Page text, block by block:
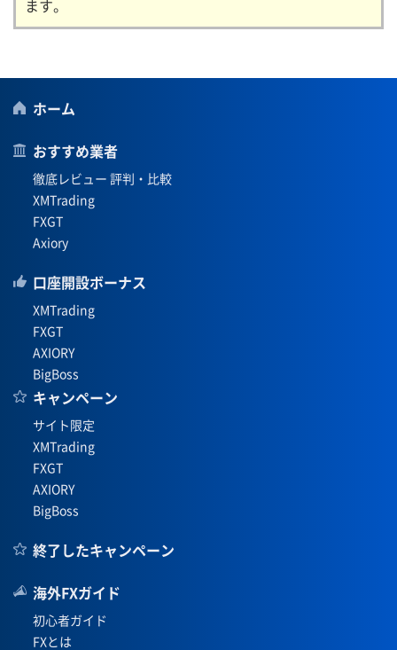
ます。
ホーム
おすすめ業者
徹底レビュー 評判・比較
XMTrading
FXGT
Axiory
口座開設ボーナス
XMTrading
FXGT
AXIORY
BigBoss
キャンペーン
サイト限定
XMTrading
FXGT
AXIORY
BigBoss
終了したキャンペーン
海外FXガイド
初心者ガイド
FXとは